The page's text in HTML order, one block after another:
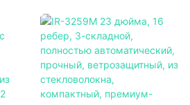
выразительные печатные
узоры на куполе, что
обеспечивает
превосходный внешний вид.
Разработанный для